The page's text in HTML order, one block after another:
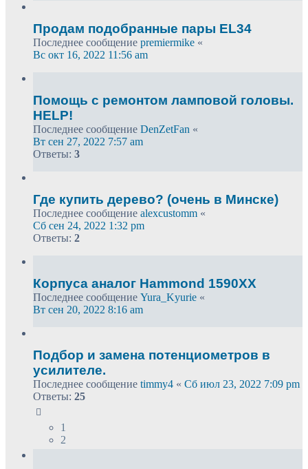
Продам подобранные пары EL34
Последнее сообщение premiermike «
Вс окт 16, 2022 11:56 am
Помощь с ремонтом ламповой головы.
HELP!
Последнее сообщение DenZetFan «
Вт сен 27, 2022 7:57 am
Ответы: 3
Где купить дерево? (очень в Минске)
Последнее сообщение alexcustomm «
Сб сен 24, 2022 1:32 pm
Ответы: 2
Корпуса аналог Hammond 1590XX
Последнее сообщение Yura_Kyurie «
Вт сен 20, 2022 8:16 am
Подбор и замена потенциометров в
усилителе.
Последнее сообщение timmy4 « Сб июл 23, 2022 7:09 pm
Ответы: 25
1
2